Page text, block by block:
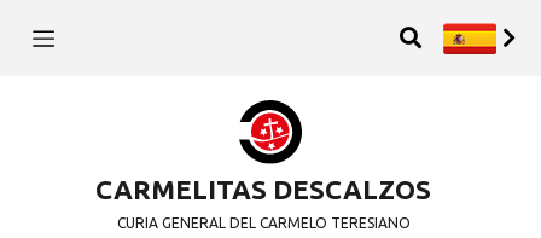
CARMELITAS DESCALZOS
CURIA GENERAL DEL CARMELO TERESIANO